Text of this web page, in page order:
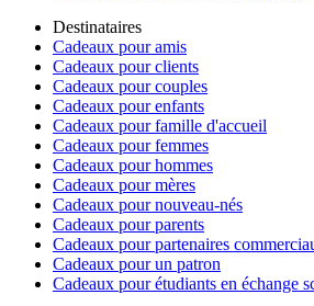
Destinataires
Cadeaux pour amis
Cadeaux pour clients
Cadeaux pour couples
Cadeaux pour enfants
Cadeaux pour famille d'accueil
Cadeaux pour femmes
Cadeaux pour hommes
Cadeaux pour mères
Cadeaux pour nouveau-nés
Cadeaux pour parents
Cadeaux pour partenaires
Cadeaux pour un patron
Cadeaux pour étudiants en échange